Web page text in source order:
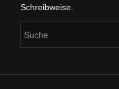
Schreibweise.